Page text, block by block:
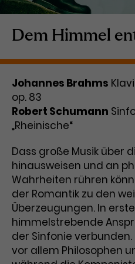
Zweck
Dieses
Analytics
darüber zu
nutzen, und
erhobenen
der
stammen,
Seiten.
Name _gat_UA-
Laufzeit
Zweck
dient der
Kampagnen.
Name _gcl_dc
Anbieter Google /
Dem Himmel
Johannes Brahms
op. 83
Robert Schumann
„Rheinische“
Dass große Musik über
hinausweisen und an
Wahrheiten rühren
der Romantik zu den
Überzeugungen. In
himmelstrebende
der Sinfonie
vor allem Philosophen